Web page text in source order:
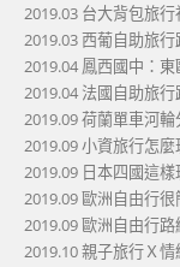
2019.03 台大背包旅
2019.03 西葡自助旅
2019.04 鳳西國中：
2019.04 法國自助旅
2019.09 荷蘭單車河
2019.09 小資旅行怎
2019.09 日本四國這樣
2019.09 歐洲自由行
2019.09 歐洲自由行
2019.10 親子旅行Ｘ